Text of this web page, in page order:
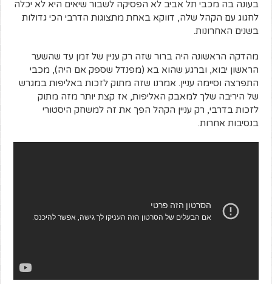
בעונה בה מכבי תל אביב לא הפסיקה לשבור שיאים היא לא יכלה
לחגוג עם הקהל שלה, דווקא באחת מתצוגות הדרבי הכי גדולות
בשנים האחרונות.
מהדקה הראשונה היה ברור שזה רק עניין של זמן עד שהשער
הראשון יבוא, וברגע שהוא בא (מפנדל שספק אם היה), מכבי
התפרצה וסיימה עניין. אמרנו שזה מתוק לזכות באליפות במגרש
של היריבה שלך למאבק האליפות, אז קצת יותר מזה מתוק
לזכות בדרבי, רק עניין הקהל הפך את זה למשחק היסטורי
בנסיבות אחרות.